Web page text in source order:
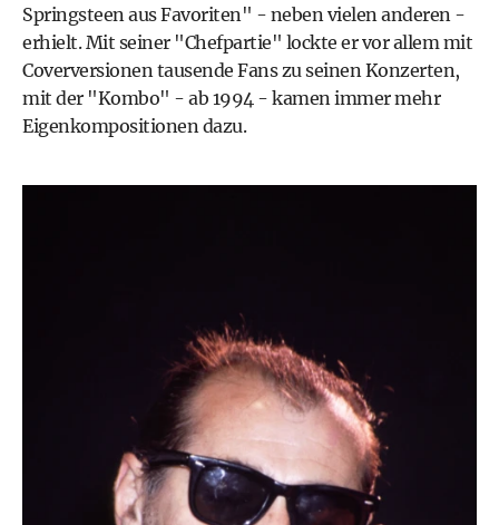
Springsteen aus Favoriten" - neben vielen anderen -
erhielt. Mit seiner "Chefpartie" lockte er vor allem mit
Coverversionen tausende Fans zu seinen Konzerten,
mit der "Kombo" - ab 1994 - kamen immer mehr
Eigenkompositionen dazu.